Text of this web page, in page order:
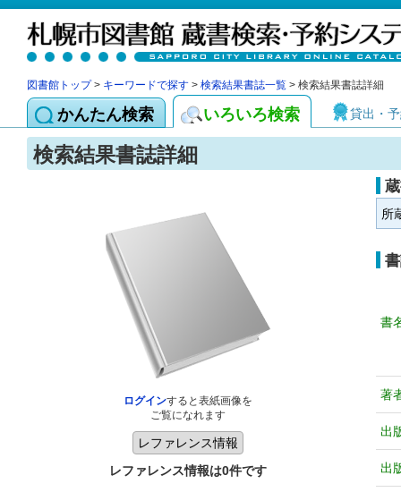
図書館トップ> キーワードで探す > 検索結果書誌一覧 > 検索結果書誌詳細
かんたん検索 いろいろ検索 貸出・
検索結果書誌詳細
ログインすると表紙画像を
ご覧になれます
レファレンス情報は0件です
所
書
著
出
出